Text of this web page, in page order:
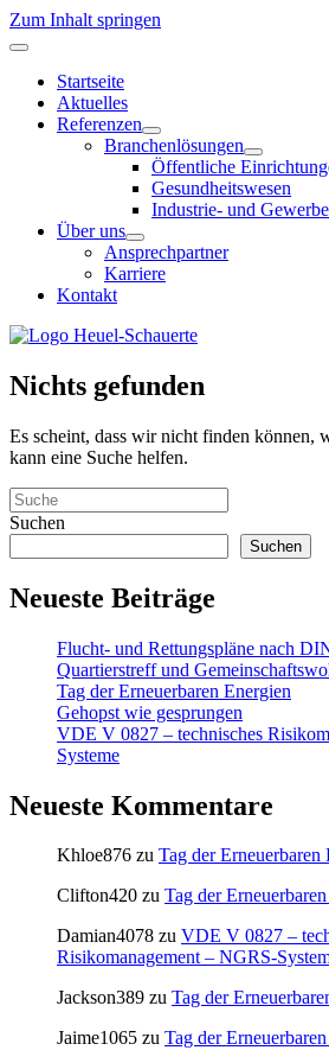
Zum Inhalt springen
Startseite
Aktuelles
Referenzen
Branchenlösungen
Öffentliche
Gesundheitswesen
Industrie- und
Über uns
Ansprechpartner
Karriere
Kontakt
Nichts gefunden
Es scheint, dass wir nicht finden können,
kann eine Suche helfen.
Suchen
Suchen
Neueste Beiträge
Flucht- und Rettungspläne nach
Quartierstreff und
Tag der Erneuerbaren Energien
Gehopst wie gesprungen
VDE V 0827 – technisches
Systeme
Neueste Kommentare
Khloe876 zu Tag der Erneuerbaren
Clifton420 zu Tag der
Damian4078 zu VDE V 0827 –
Risikomanagement – NGRS-
Jackson389 zu Tag der
Jaime1065 zu Tag der